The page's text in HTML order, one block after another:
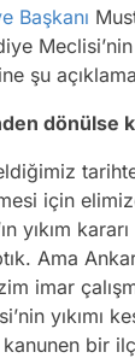
Başkanı
şu
dönülse
için
yıkım
Ama
imar
yıkımı
kanunen bir